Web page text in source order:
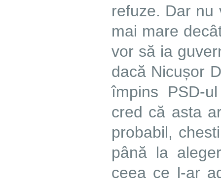
refuze. Dar nu
mai mare
vor să ia
dacă Nicușor
împins PSD-
cred că asta
probabil,
până la
ceea ce l-ar